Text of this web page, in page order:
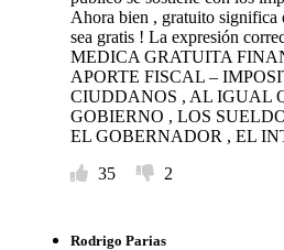
Ahora bien , gratuito significa
sea gratis ! La expresión
MEDICA GRATUITA
APORTE FISCAL –
CIUDDANOS , AL IGUAL
GOBIERNO , LOS
EL GOBERNADOR , EL
35
2
Rodrigo Parias